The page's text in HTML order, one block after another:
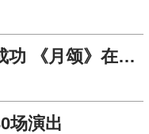
辽宁歌舞团大型舞蹈诗获成功 《月颂》在国家话剧院上演
场演出